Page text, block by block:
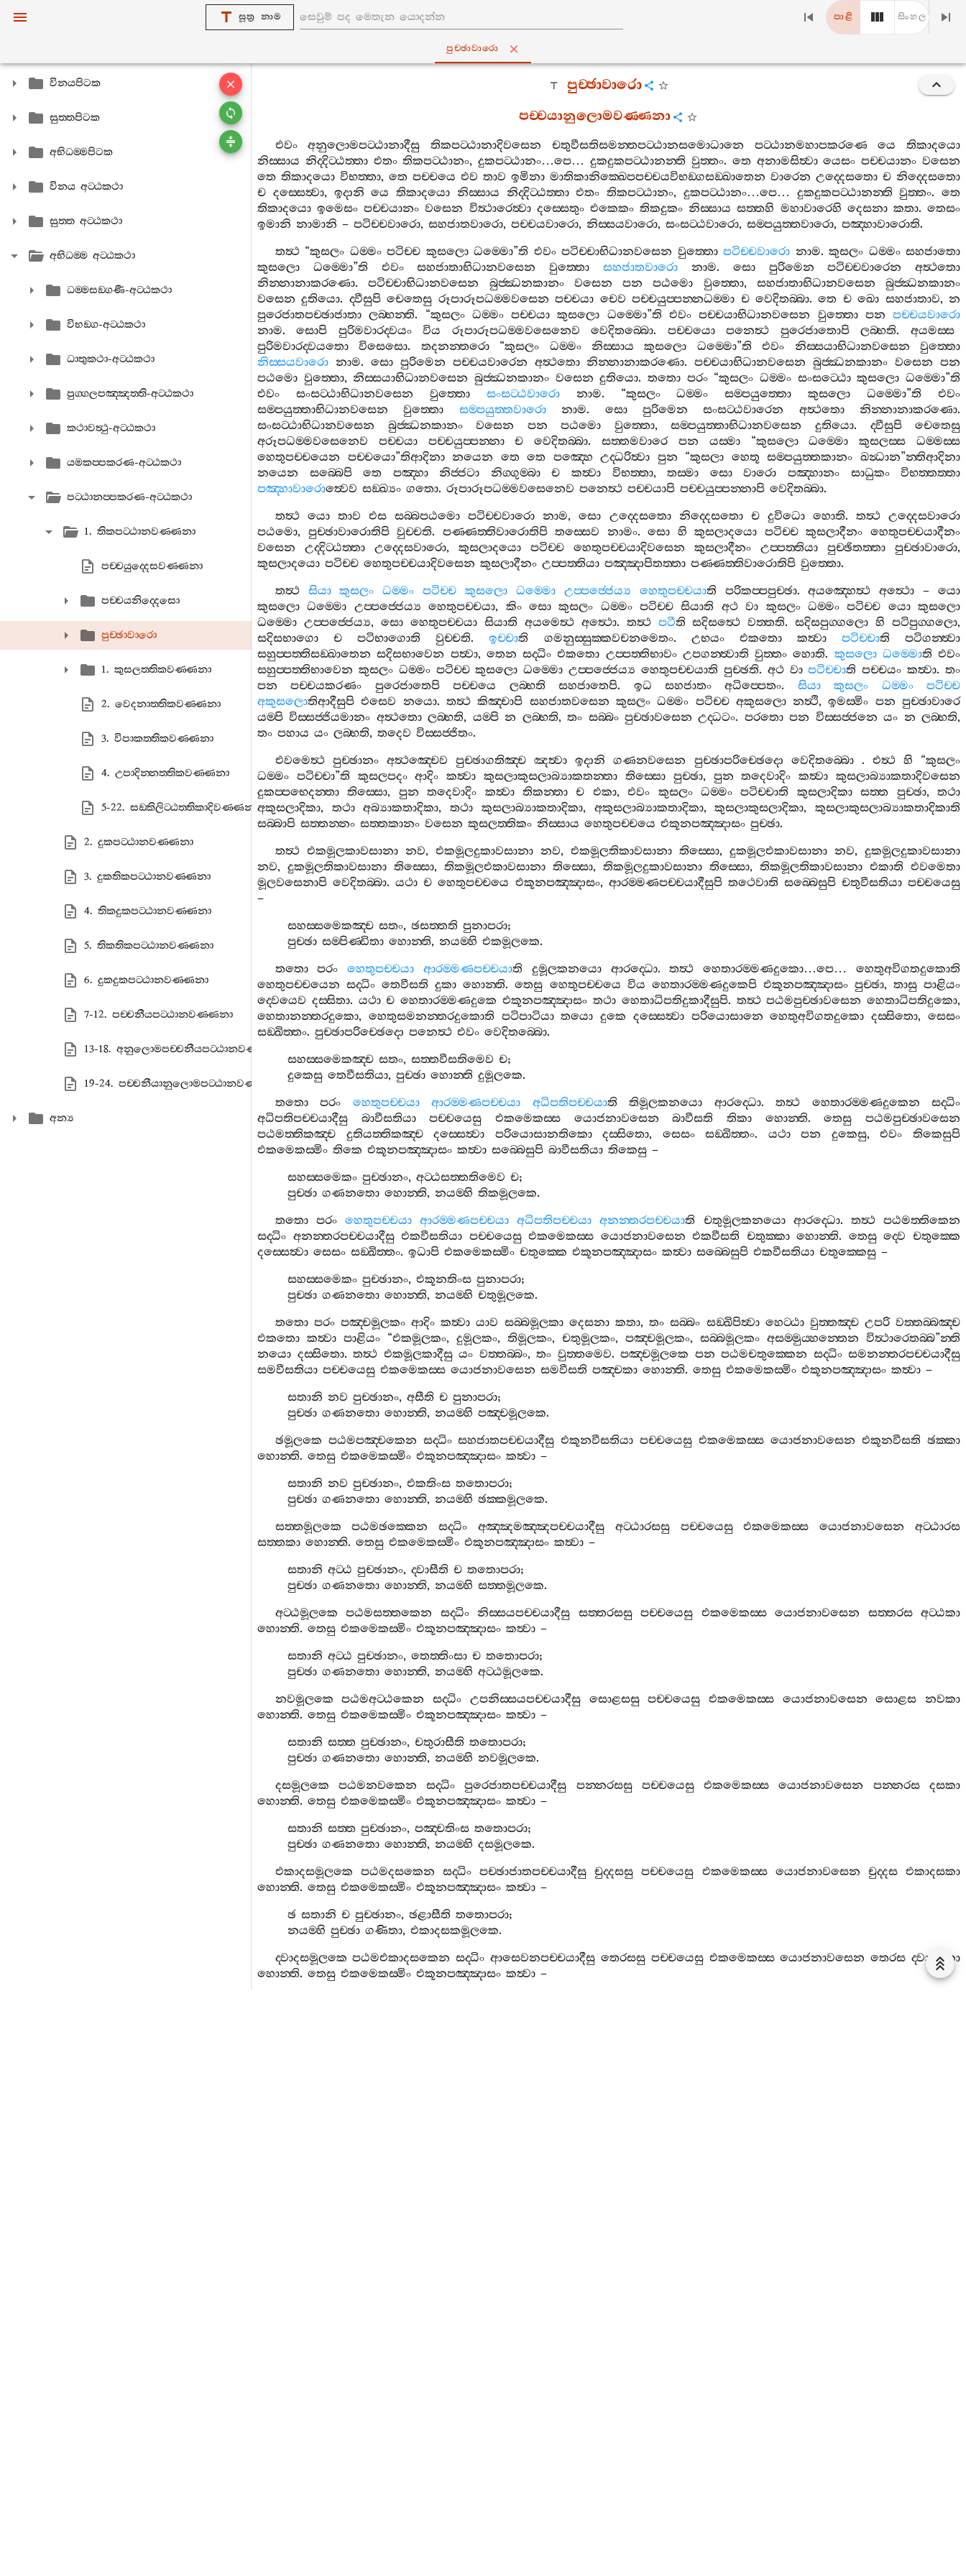
සූත්‍ර නාම පාළි සිංහල
පුච‍්ඡාවාරො
විනයපිටක
සුත‍්තපිටක
අභිධම‍්මපිටක
විනය අට‍්ඨකථා
සුත‍්ත අට‍්ඨකථා
අභිධම‍්ම අට‍්ඨකථා
ධම‍්මසඞ‍්ගණී-අට‍්ඨකථා
විභඞ‍්ග-අට‍්ඨකථා
ධාතුකථා-අට‍්ඨකථා
පුග‍්ගලපඤ‍්ඤත‍්ති-අට‍්ඨකථා
කථාවත්‍ථු-අට‍්ඨකථා
යමකප‍්පකරණ-අට‍්ඨකථා
පට‍්ඨානප‍්පකරණ-අට‍්ඨකථා
1. තිකපට‍්ඨානවණ‍්ණනා
පච‍්චයුද‍්දෙසවණ‍්ණනා
පච‍්චයනිද‍්දෙසො
පුච‍්ඡාවාරො
1. කුසලත‍්තිකවණ‍්ණනා
2. වෙදනාත‍්තිකවණ‍්ණනා
3. විපාකත‍්තිකවණ‍්ණනා
4. උපාදින‍්නත‍්තිකවණ‍්ණනා
5-22. සඞ‍්කිලිට‍්ඨත‍්තිකාදිවණ‍්ණනා
2. දුකපට‍්ඨානවණ‍්ණනා
3. දුකතිකපට‍්ඨානවණ‍්ණනා
4. තිකදුකපට‍්ඨානවණ‍්ණනා
5. තිකතිකපට‍්ඨානවණ‍්ණනා
6. දුකදුකපට‍්ඨානවණ‍්ණනා
7-12. පච‍්චනීයපට‍්ඨානවණ‍්ණනා
13-18. අනුලොමපච‍්චනීයපට‍්ඨානවණ‍්ණනා
19-24. පච‍්චනීයානුලොමපට‍්ඨානවණ‍්ණනා
අන්‍ය
පුච‍්ඡාවාරො
පච‍්චයානුලොමවණ‍්ණනා
එවං අනුලොමපට‍්ඨානාදීසු තිකපට‍්ඨානාදිවසෙන චතුවීසතිසමන‍්තපට‍්ඨානසමොධානෙ පට‍්ඨානමහාපකරණෙ යෙ
තිකාදයො
නිස‍්සාය නිද‍්දිට‍්ඨත‍්තා එතං තිකපට‍්ඨානං,දුකපට‍්ඨානං…පෙ…දුකදුකපට‍්ඨානන‍්ති වුත‍්තං. තෙ අනාමසිත්‍වා යෙසං පච‍්චයානං වසෙන
තෙ තිකාදයො විභත‍්තා, තෙ පච‍්චයෙ එව තාව ඉමිනා මාතිකානික‍්ඛෙපපච‍්චයවිභඞ‍්ගසඞ‍්ඛාතෙන වාරෙන උද‍්දෙසතො ච නිද‍්දෙසතො
ච දස‍්සෙත්‍වා, ඉදානි යෙ තිකාදයො නිස‍්සාය නිද‍්දිට‍්ඨත‍්තා එතං තිකපට‍්ඨානං, දුකපට‍්ඨානං…පෙ… දුකදුකපට‍්ඨානන‍්ති වුත‍්තං. තෙ
තිකාදයො ඉමෙසං පච‍්චයානං වසෙන විත්‍ථාරෙත්‍වා දස‍්සෙතුං එකෙකං තිකදුකං නිස‍්සාය සත‍්තහි මහාවාරෙහි දෙසනා කතා.තෙසං
ඉමානි නාමානි – පටිච‍්චවාරො, සහජාතවාරො, පච‍්චයවාරො, නිස‍්සයවාරො, සංසට‍්ඨවාරො, සම‍්පයුත‍්තවාරො, පඤ‍්හාවාරොති.
තත්‍ථ“කුසලං ධම‍්මං පටිච‍්ච කුසලො ධම‍්මො”ති එවං පටිච‍්චාභිධානවසෙන වුත‍්තො පටිච‍්චවාරො නාම.කුසලං ධම‍්මං සහජාතො
කුසලො
ධම‍්මො”ති එවං සහජාතාභිධානවසෙන වුත‍්තො සහජාතවාරො නාම. සො පුරිමෙන පටිච‍්චවාරෙන
අත්‍ථතො
නින‍්නානාකරණො.පටිච‍්චාභිධානවසෙන බුජ‍්ඣනකානං වසෙන පන පඨමො වුත‍්තො, සහජාතාභිධානවසෙන
බුජ‍්ඣනකානං
වසෙන දුතියො. ද‍්වීසුපි චෙතෙසු රූපාරූපධම‍්මවසෙන පච‍්චයා චෙව පච‍්චයුප‍්පන‍්නධම‍්මා ච වෙදිතබ‍්බා.තෙ ච ඛො සහජාතාව,න
පුරෙජාතපච‍්ඡාජාතා ලබ‍්භන‍්ති. “කුසලං ධම‍්මං පච‍්චයා කුසලො ධම‍්මො”ති එවං පච‍්චයාභිධානවසෙන වුත‍්තො පන පච‍්චයවාරො
නාම.සොපි පුරිමවාරද‍්වයං විය රූපාරූපධම‍්මවසෙනෙව වෙදිතබ‍්බො. පච‍්චයො පනෙත්‍ථ පුරෙජාතොපි ලබ‍්භති. අයමස‍්ස
පුරිමවාරද‍්වයතො
විසෙසො. තදනන‍්තරො“කුසලං ධම‍්මං නිස‍්සාය කුසලො ධම‍්මො”ති එවං නිස‍්සයාභිධානවසෙන
වුත‍්තො
නිස‍්සයවාරො නාම. සො පුරිමෙන පච‍්චයවාරෙන අත්‍ථතො නින‍්නානාකරණො.පච‍්චයාභිධානවසෙන බුජ‍්ඣනකානං වසෙන පන
පඨමො වුත‍්තො,නිස‍්සයාභිධානවසෙන බුජ‍්ඣනකානං වසෙන දුතියො.තතො පරං“කුසලං ධම‍්මං සංසට‍්ඨො කුසලො ධම‍්මො”ති
එවං
සංසට‍්ඨාභිධානවසෙන වුත‍්තො සංසට‍්ඨවාරො නාම. “කුසලං ධම‍්මං සම‍්පයුත‍්තො කුසලො ධම‍්මො”ති
එවං
සම‍්පයුත‍්තාභිධානවසෙන
වුත‍්තො සම‍්පයුත‍්තවාරො නාම. සො පුරිමෙන සංසට‍්ඨවාරෙන අත්‍ථතො නින‍්නානාකරණො.
සංසට‍්ඨාභිධානවසෙන
බුජ‍්ඣනකානං වසෙන පන පඨමො වුත‍්තො,සම‍්පයුත‍්තාභිධානවසෙන දුතියො. ද‍්වීසුපි
චෙතෙසු
අරූපධම‍්මවසෙනෙව
පච‍්චයා පච‍්චයුප‍්පන‍්නා ච වෙදිතබ‍්බා.සත‍්තමවාරෙ පන යස‍්මා“කුසලො ධම‍්මො කුසලස‍්ස
ධම‍්මස‍්ස
හෙතුපච‍්චයෙන
පච‍්චයො”තිආදිනා නයෙන තෙ තෙ පඤ‍්හෙ උද‍්ධරිත්‍වා පුන “කුසලා හෙතූ සම‍්පයුත‍්තකානං ඛන්‍ධාන”න‍්තිආදිනා
නයෙන
සබ‍්බෙපි තෙ පඤ‍්හා නිජ‍්ජටා නිග‍්ගුම‍්බා ච කත්‍වා විභත‍්තා,තස‍්මා සො වාරො පඤ‍්හානං සාධුකං
විභත‍්තත‍්තා
පඤ‍්හාවාරොත්‍වෙව සඞ‍්ඛ්‍යං ගතො. රූපාරූපධම‍්මවසෙනෙව පනෙත්‍ථ පච‍්චයාපි පච‍්චයුප‍්පන‍්නාපි වෙදිතබ‍්බා.
තත්‍ථ යො තාව එස සබ‍්බපඨමො පටිච‍්චවාරො නාම,සො උද‍්දෙසතො නිද‍්දෙසතො ච දුවිධො හොති.තත්‍ථ උද‍්දෙසවාරො
පඨමො, පුච‍්ඡාවාරොතිපි වුච‍්චති. පණ‍්ණත‍්තිවාරොතිපි තස‍්සෙව නාමං.සො හි කුසලාදයො පටිච‍්ච කුසලාදීනං හෙතුපච‍්චයාදීනං
වසෙන
උද‍්දිට‍්ඨත‍්තා උද‍්දෙසවාරො, කුසලාදයො පටිච‍්ච හෙතුපච‍්චයාදිවසෙන කුසලාදීනං උප‍්පත‍්තියා පුච‍්ඡිතත‍්තා පුච‍්ඡාවාරො,
කුසලාදයො පටිච‍්ච හෙතුපච‍්චයාදිවසෙන කුසලාදීනං උප‍්පත‍්තියා පඤ‍්ඤාපිතත‍්තා පණ‍්ණත‍්තිවාරොතිපි වුත‍්තො.
තත්‍ථ
සියා කුසලං ධම‍්මං පටිච‍්ච කුසලො ධම‍්මො උප‍්පජ‍්ජෙය්‍ය හෙතුපච‍්චයාති පරිකප‍්පපුච‍්ඡා.අයඤ‍්හෙත්‍ථ අත්‍ථො – යො
කුසලො ධම‍්මො උප‍්පජ‍්ජෙය්‍ය හෙතුපච‍්චයා, කිං සො කුසලං ධම‍්මං පටිච‍්ච සියාති අථ වා කුසලං ධම‍්මං පටිච‍්ච යො කුසලො
ධම‍්මො උප‍්පජ‍්ජෙය්‍ය, සො හෙතුපච‍්චයා සියාති අයමෙත්‍ථ අත්‍ථො. තත්‍ථ පටීති සදිසත්‍ථෙ වත‍්තති.සදිසපුග‍්ගලො හි පටිපුග‍්ගලො,
සදිසභාගො
ච පටිභාගොති වුච‍්චති.ඉච‍්චාති ගමනුස‍්සුක‍්කවචනමෙතං. උභයං එකතො කත්‍වා පටිච‍්චාති
පටිගන‍්ත්‍වා
සහුප‍්පත‍්තිසඞ‍්ඛාතෙන සදිසභාවෙන පත්‍වා, තෙන සද‍්ධිං එකතො උප‍්පත‍්තිභාවං උපගන‍්ත්‍වාති වුත‍්තං හොති. කුසලො ධම‍්මොති එවං
සහුප‍්පත‍්තිභාවෙන කුසලං ධම‍්මං පටිච‍්ච කුසලො ධම‍්මො උප‍්පජ‍්ජෙය්‍ය හෙතුපච‍්චයාති පුච‍්ඡති. අථ වා පටිච‍්චාති පච‍්චයං කත්‍වා.තං
පන
පච‍්චයකරණං පුරෙජාතෙපි පච‍්චයෙ ලබ‍්භති සහජාතෙපි. ඉධ සහජාතං අධිප‍්පෙතං. සියා කුසලං ධම‍්මං
පටිච‍්ච
අකුසලොතිආදීසුපි එසෙව නයො. තත්‍ථ කිඤ‍්චාපි සහජාතවසෙන කුසලං ධම‍්මං පටිච‍්ච අකුසලො නත්‍ථි,ඉමස‍්මිං පන පුච‍්ඡාවාරෙ
යම‍්පි විස‍්සජ‍්ජියමානං අත්‍ථතො ලබ‍්භති, යම‍්පි න ලබ‍්භති,තං සබ‍්බං පුච‍්ඡාවසෙන උද‍්ධටං. පරතො පන විස‍්සජ‍්ජනෙ යං න ලබ‍්භති,
තං පහාය යං ලබ‍්භති, තදෙව විස‍්සජ‍්ජිතං.
එවමෙත්‍ථ පුච‍්ඡානං අත්‍ථඤ‍්චෙව පුච‍්ඡාගතිඤ‍්ච ඤත්‍වා ඉදානි ගණනවසෙන පුච‍්ඡාපරිච‍්ඡෙදො වෙදිතබ‍්බො. එත්‍ථ හි “කුසලං
ධම‍්මං පටිච‍්චා”ති කුසලපදං ආදිං කත්‍වා කුසලාකුසලාබ්‍යාකතන‍්තා තිස‍්සො පුච‍්ඡා, පුන තදෙවාදිං කත්‍වා කුසලාබ්‍යාකතාදිවසෙන
දුකප‍්පභෙදන‍්තා
තිස‍්සො, පුන තදෙවාදිං කත්‍වා තිකන‍්තා ච එකා,එවං කුසලං ධම‍්මං පටිච‍්චාති කුසලාදිකා සත‍්ත පුච‍්ඡා,තථා
අකුසලාදිකා, තථා අබ්‍යාකතාදිකා,තථා කුසලාබ්‍යාකතාදිකා, අකුසලාබ්‍යාකතාදිකා,කුසලාකුසලාදිකා,කුසලාකුසලාබ්‍යාකතාදිකාති
සබ‍්බාපි සත‍්තන‍්නං සත‍්තකානං වසෙන කුසලත‍්තිකං නිස‍්සාය හෙතුපච‍්චයෙ එකූනපඤ‍්ඤාසං පුච‍්ඡා.
තත්‍ථ එකමූලකාවසානා නව, එකමූලදුකාවසානා නව, එකමූලතිකාවසානා තිස‍්සො, දුකමූලඑකාවසානා නව,දුකමූලදුකාවසානා
නව, දුකමූලතිකාවසානා තිස‍්සො, තිකමූලඑකාවසානා තිස‍්සො, තිකමූලදුකාවසානා තිස‍්සො, තිකමූලතිකාවසානා එකාති එවමෙතා
මූලවසෙනාපි වෙදිතබ‍්බා.යථා ච හෙතුපච‍්චයෙ එකූනපඤ‍්ඤාසං, ආරම‍්මණපච‍්චයාදීසුපි තථෙවාති සබ‍්බෙසුපි චතුවීසතියා පච‍්චයෙසු
–
සහස‍්සමෙකඤ‍්ච සතං,ඡසත‍්තති පුනාපරා;
පුච‍්ඡා සම‍්පිණ‍්ඩිතා හොන‍්ති,නයම‍්හි එකමූලකෙ.
තතො
පරං හෙතුපච‍්චයා ආරම‍්මණපච‍්චයාති දුමූලකනයො ආරද‍්ධො.තත්‍ථ හෙතාරම‍්මණදුකො…පෙ… හෙතුඅවිගතදුකොති
හෙතුපච‍්චයෙන සද‍්ධිං තෙවීසති දුකා හොන‍්ති.තෙසු හෙතුපච‍්චයෙ විය හෙතාරම‍්මණදුකෙපි එකූනපඤ‍්ඤාසං පුච‍්ඡා,තාසු පාළියං
ද‍්වෙයෙව දස‍්සිතා. යථා ච හෙතාරම‍්මණදුකෙ එකූනපඤ‍්ඤාසං තථා හෙතාධිපතිදුකාදීසුපි. තත්‍ථ පඨමපුච‍්ඡාවසෙන හෙතාධිපතිදුකො,
හෙතානන‍්තරදුකො, හෙතුසමනන‍්තරදුකොති පටිපාටියා තයො දුකෙ දස‍්සෙත්‍වා පරියොසානෙ හෙතුඅවිගතදුකො දස‍්සිතො,සෙසං
සඞ‍්ඛිත‍්තං. පුච‍්ඡාපරිච‍්ඡෙදො පනෙත්‍ථ එවං වෙදිතබ‍්බො.
සහස‍්සමෙකඤ‍්ච සතං,සත‍්තවීසතිමෙව ච;
දුකෙසු තෙවීසතියා,පුච‍්ඡා හොන‍්ති දුමූලකෙ.
තතො
පරං හෙතුපච‍්චයා ආරම‍්මණපච‍්චයා අධිපතිපච‍්චයාති තිමූලකනයො ආරද‍්ධො.තත්‍ථ හෙතාරම‍්මණදුකෙන
සද‍්ධිං
අධිපතිපච‍්චයාදීසු
බාවීසතියා පච‍්චයෙසු එකමෙකස‍්ස යොජනාවසෙන බාවීසති තිකා හොන‍්ති.තෙසු
පඨමපුච‍්ඡාවසෙන
පඨමත‍්තිකඤ‍්ච
දුතියත‍්තිකඤ‍්ච දස‍්සෙත්‍වා පරියොසානතිකො දස‍්සිතො, සෙසං සඞ‍්ඛිත‍්තං. යථා පන දුකෙසු,එවං
තිකෙසුපි
එකමෙකස‍්මිං තිකෙ එකූනපඤ‍්ඤාසං කත්‍වා සබ‍්බෙසුපි බාවීසතියා තිකෙසු –
සහස‍්සමෙකං පුච‍්ඡානං,අට‍්ඨසත‍්තතිමෙව ච;
පුච‍්ඡා ගණනතො හොන‍්ති,නයම‍්හි තිකමූලකෙ.
තතො පරං හෙතුපච‍්චයා ආරම‍්මණපච‍්චයා අධිපතිපච‍්චයා අනන‍්තරපච‍්චයාති චතුමූලකනයො ආරද‍්ධො. තත්‍ථ පඨමත‍්තිකෙන
සද‍්ධිං අනන‍්තරපච‍්චයාදීසු එකවීසතියා පච‍්චයෙසු එකමෙකස‍්ස යොජනාවසෙන එකවීසති චතුක‍්කා හොන‍්ති. තෙසු ද‍්වෙ චතුක‍්කෙ
දස‍්සෙත්‍වා සෙසං සඞ‍්ඛිත‍්තං. ඉධාපි එකමෙකස‍්මිං චතුක‍්කෙ එකූනපඤ‍්ඤාසං කත්‍වා සබ‍්බෙසුපි එකවීසතියා චතුක‍්කෙසු –
සහස‍්සමෙකං පුච‍්ඡානං,එකූනතිංස පුනාපරා;
පුච‍්ඡා ගණනතො හොන‍්ති,නයම‍්හි චතුමූලකෙ.
තතො පරං පඤ‍්චමූලකං ආදිං කත්‍වා යාව සබ‍්බමූලකා දෙසනා කතා,තං සබ‍්බං සඞ‍්ඛිපිත්‍වා හෙට‍්ඨා වුත‍්තඤ‍්ච උපරි වත‍්තබ‍්බඤ‍්ච
එකතො කත්‍වා පාළියං “එකමූලකං, දුමූලකං, තිමූලකං, චතුමූලකං, පඤ‍්චමූලකං, සබ‍්බමූලකං අසම‍්මුය‍්හන‍්තෙන විත්‍ථාරෙතබ‍්බ”න‍්ති
නයො දස‍්සිතො. තත්‍ථ එකමූලකාදීසු යං වත‍්තබ‍්බං, තං වුත‍්තමෙව. පඤ‍්චමූලකෙ පන පඨමචතුක‍්කෙන සද‍්ධිං සමනන‍්තරපච‍්චයාදීසු
සමවීසතියා පච‍්චයෙසු එකමෙකස‍්ස යොජනාවසෙන සමවීසති පඤ‍්චකා හොන‍්ති. තෙසු එකමෙකස‍්මිං එකූනපඤ‍්ඤාසං කත්‍වා –
සතානි නව පුච‍්ඡානං,අසීති ච පුනාපරා;
පුච‍්ඡා ගණනතො හොන‍්ති,නයම‍්හි පඤ‍්චමූලකෙ.
ඡමූලකෙ පඨමපඤ‍්චකෙන සද‍්ධිං සහජාතපච‍්චයාදීසු එකූනවීසතියා පච‍්චයෙසු එකමෙකස‍්ස යොජනාවසෙන එකූනවීසති ඡක‍්කා
හොන‍්ති. තෙසු එකමෙකස‍්මිං එකූනපඤ‍්ඤාසං කත්‍වා –
සතානි නව පුච‍්ඡානං,එකතිංස තතොපරා;
පුච‍්ඡා ගණනතො හොන‍්ති,නයම‍්හි ඡක‍්කමූලකෙ.
සත‍්තමූලකෙ
පඨමඡක‍්කෙන සද‍්ධිං අඤ‍්ඤමඤ‍්ඤපච‍්චයාදීසු අට‍්ඨාරසසු පච‍්චයෙසු එකමෙකස‍්ස යොජනාවසෙන
අට‍්ඨාරස
සත‍්තකා හොන‍්ති. තෙසු එකමෙකස‍්මිං එකූනපඤ‍්ඤාසං කත්‍වා –
සතානි අට‍්ඨ පුච‍්ඡානං,ද‍්වාසීති ච තතොපරා;
පුච‍්ඡා ගණනතො හොන‍්ති,නයම‍්හි සත‍්තමූලකෙ.
අට‍්ඨමූලකෙ
පඨමසත‍්තකෙන සද‍්ධිං නිස‍්සයපච‍්චයාදීසු සත‍්තරසසු පච‍්චයෙසු එකමෙකස‍්ස යොජනාවසෙන සත‍්තරස
අට‍්ඨකා
හොන‍්ති. තෙසු එකමෙකස‍්මිං එකූනපඤ‍්ඤාසං කත්‍වා –
සතානි අට‍්ඨ පුච‍්ඡානං,තෙත‍්තිංසා ච තතොපරා;
පුච‍්ඡා ගණනතො හොන‍්ති,නයම‍්හි අට‍්ඨමූලකෙ.
නවමූලකෙ
පඨමඅට‍්ඨකෙන සද‍්ධිං උපනිස‍්සයපච‍්චයාදීසු සොළසසු පච‍්චයෙසු එකමෙකස‍්ස යොජනාවසෙන සොළස
නවකා
හොන‍්ති. තෙසු එකමෙකස‍්මිං එකූනපඤ‍්ඤාසං කත්‍වා –
සතානි සත‍්ත පුච‍්ඡානං,චතුරාසීති තතොපරා;
පුච‍්ඡා ගණනතො හොන‍්ති,නයම‍්හි නවමූලකෙ.
දසමූලකෙ
පඨමනවකෙන සද‍්ධිං පුරෙජාතපච‍්චයාදීසු පන‍්නරසසු පච‍්චයෙසු එකමෙකස‍්ස යොජනාවසෙන පන‍්නරස
දසකා
හොන‍්ති. තෙසු එකමෙකස‍්මිං එකූනපඤ‍්ඤාසං කත්‍වා –
සතානි සත‍්ත පුච‍්ඡානං,පඤ‍්චතිංස තතොපරා;
පුච‍්ඡා ගණනතො හොන‍්ති,නයම‍්හි දසමූලකෙ.
එකාදසමූලකෙ
පඨමදසකෙන සද‍්ධිං පච‍්ඡාජාතපච‍්චයාදීසු චුද‍්දසසු පච‍්චයෙසු එකමෙකස‍්ස යොජනාවසෙන චුද‍්දස එකාදසකා
හොන‍්ති. තෙසු එකමෙකස‍්මිං එකූනපඤ‍්ඤාසං කත්‍වා –
ඡ සතානි ච පුච‍්ඡානං,ඡළාසීති තතොපරා;
නයම‍්හි පුච‍්ඡා ගණිතා,එකාදසකමූලකෙ.
ද‍්වාදසමූලකෙ පඨමඑකාදසකෙන සද‍්ධිං ආසෙවනපච‍්චයාදීසු තෙරසසු පච‍්චයෙසු එකමෙකස‍්ස යොජනාවසෙන තෙරස ද‍්වාදසකා
හොන‍්ති. තෙසු එකමෙකස‍්මිං එකූනපඤ‍්ඤාසං කත්‍වා –